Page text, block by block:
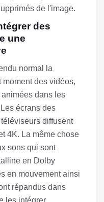
de l'image.
des
une
normal la
des vidéos,
dans les
écrans des
diffusent
4K. La même chose
sons qui sont
en Dolby
en mouvement ainsi
répandus dans
les intégrer